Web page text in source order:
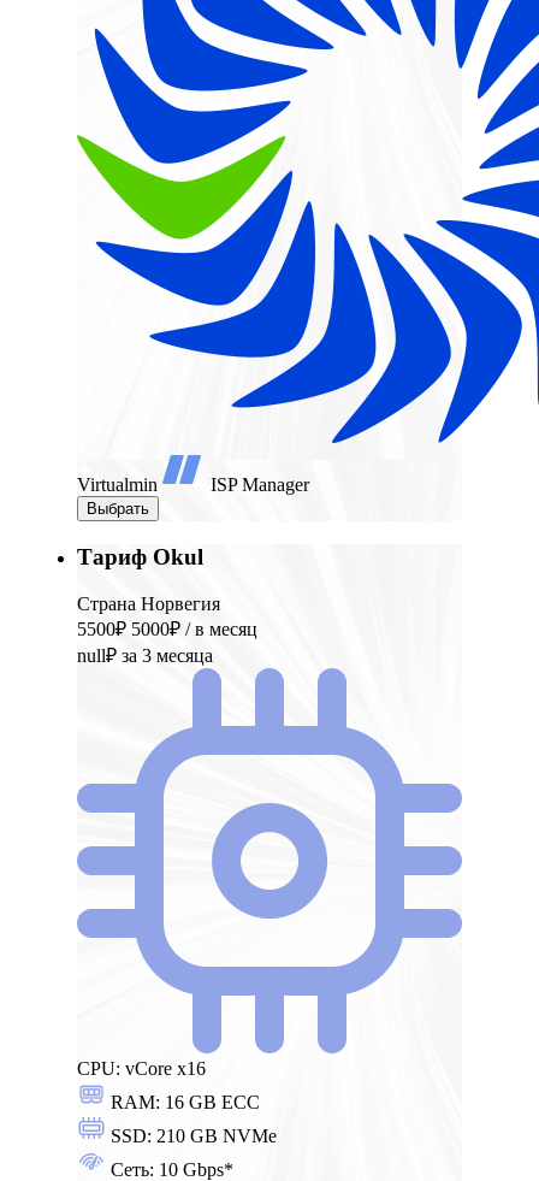
Virtualmin ISP Manager
Выбрать
Тариф Okul
Страна Норвегия
5500₽ 5000₽ / в месяц
null₽ за 3 месяца
CPU: vCore x16
RAM: 16 GB ECC
SSD: 210 GB NVMe
Сеть: 10 Gbps*